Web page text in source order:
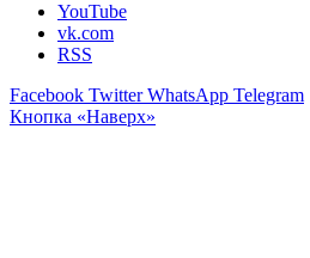
YouTube
vk.com
RSS
Facebook Twitter WhatsApp Telegram
Кнопка «Наверх»